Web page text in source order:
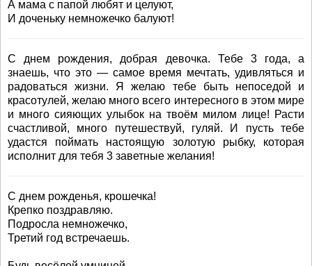
А мама с папой любят и целуют,
И доченьку немножечко балуют!
С днем рождения, добрая девочка. Тебе 3 года, а
знаешь, что это — самое время мечтать, удивляться и
радоваться жизни. Я желаю тебе быть непоседой и
красотулей, желаю много всего интересного в этом мире
и много сияющих улыбок на твоём милом лице! Расти
счастливой, много путешествуй, гуляй. И пусть тебе
удастся поймать настоящую золотую рыбку, которая
исполнит для тебя 3 заветные желания!
С днем рожденья, крошечка!
Крепко поздравляю.
Подросла немножечко,
Третий год встречаешь.